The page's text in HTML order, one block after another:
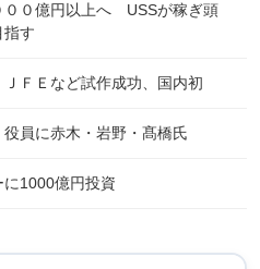
０億円以上へ USSが稼ぎ頭
指す
ＦＥなど試作成功、国内初
員に赤木・岩野・髙橋氏
1000億円投資